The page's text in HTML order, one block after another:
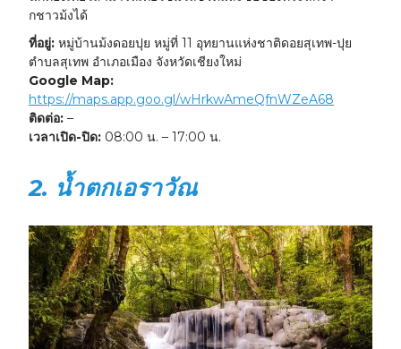
กชาวม้งได้
ที่อยู่: หมู่บ้านม้งดอยปุย หมู่ที่ 11 อุทยานแห่งชาติดอยสุเทพ-ปุย
ตำบลสุเทพ อำเภอเมือง จังหวัดเชียงใหม่
Google Map:
https://maps.app.goo.gl/wHrkwAmeQfnWZeA68
ติดต่อ: –
เวลาเปิด-ปิด: 08:00 น. – 17:00 น.
2. น้ำตกเอราวัณ